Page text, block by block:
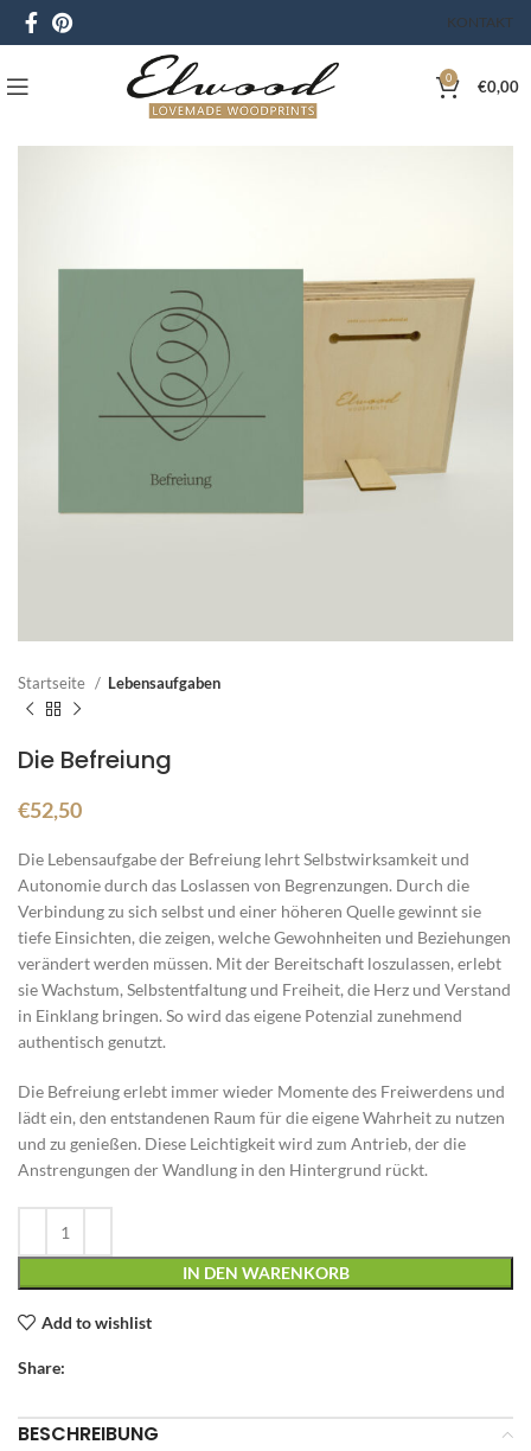
KONTAKT
0 €0,00
Startseite Lebensaufgaben
Die Befreiung
€52,50
Die Lebensaufgabe der Befreiung lehrt Selbstwirksamkeit und
Autonomie durch das Loslassen von Begrenzungen. Durch die
Verbindung zu sich selbst und einer höheren Quelle gewinnt sie
tiefe Einsichten, die zeigen, welche Gewohnheiten und Beziehungen
verändert werden müssen. Mit der Bereitschaft loszulassen, erlebt
sie Wachstum, Selbstentfaltung und Freiheit, die Herz und Verstand
in Einklang bringen. So wird das eigene Potenzial zunehmend
authentisch genutzt.
Die Befreiung erlebt immer wieder Momente des Freiwerdens und
lädt ein, den entstandenen Raum für die eigene Wahrheit zu nutzen
und zu genießen. Diese Leichtigkeit wird zum Antrieb, der die
Anstrengungen der Wandlung in den Hintergrund rückt.
IN DEN WARENKORB
Add to wishlist
Share:
BESCHREIBUNG